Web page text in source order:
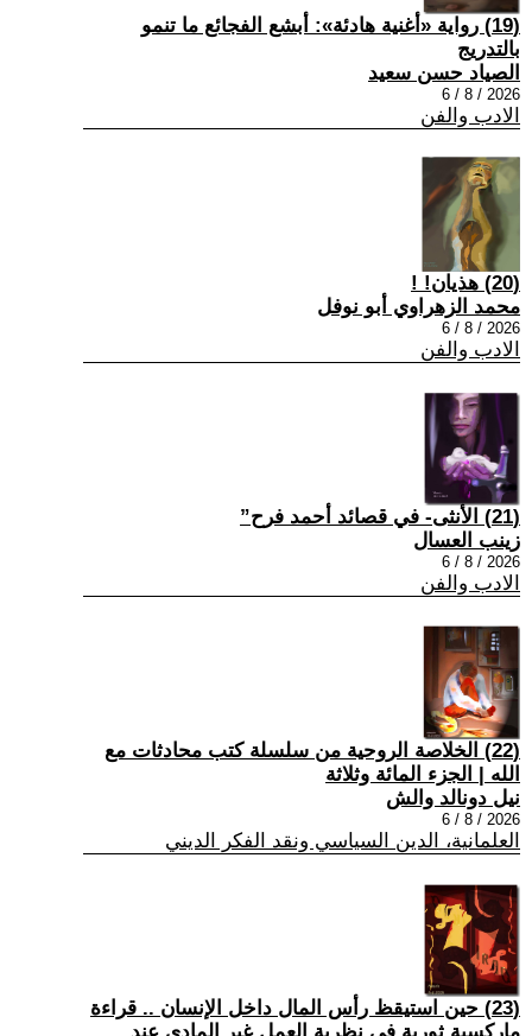
(19) رواية «أغنية هادئة»: أبشع الفجائع ما تنمو
بالتدريج
الصياد حسن سعيد
2026 / 8 / 6
الادب والفن
(20) هذيان! !
محمد الزهراوي أبو نوفل
2026 / 8 / 6
الادب والفن
(21) الأنثى- في قصائد أحمد فرح”
زينب العسال
2026 / 8 / 6
الادب والفن
(22) الخلاصة الروحية من سلسلة كتب محادثات مع
الله | الجزء المائة وثلاثة
نيل دونالد والش
2026 / 8 / 6
العلمانية، الدين السياسي ونقد الفكر الديني
(23) حين استيقظ رأس المال داخل الإنسان .. قراءة